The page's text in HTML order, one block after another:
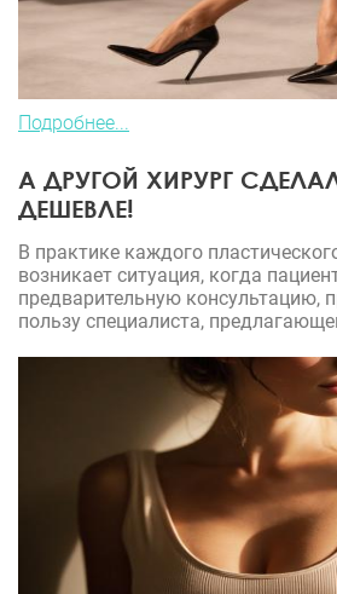
Подробнее...
А ДРУГОЙ ХИРУРГ
ДЕШЕВЛЕ!
В практике каждого
возникает ситуация, когда
предварительную консультацию,
пользу специалиста,